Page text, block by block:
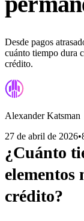
Desde pagos
cuánto tiempo dura
crédito.
Alexander Katsman
27 de abril de 2026•
¿Cuánto
elementos
crédito?